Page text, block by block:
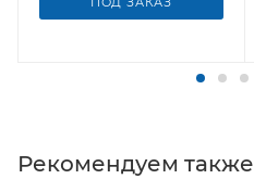
Рекомендуем также